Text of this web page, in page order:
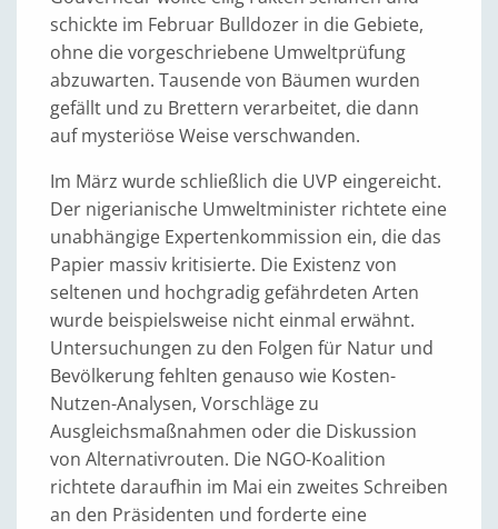
schickte im Februar Bulldozer in die Gebiete,
ohne die vorgeschriebene Umweltprüfung
abzuwarten. Tausende von Bäumen wurden
gefällt und zu Brettern verarbeitet, die dann
auf mysteriöse Weise verschwanden.
Im März wurde schließlich die UVP eingereicht.
Der nigerianische Umweltminister richtete eine
unabhängige Expertenkommission ein, die das
Papier massiv kritisierte. Die Existenz von
seltenen und hochgradig gefährdeten Arten
wurde beispielsweise nicht einmal erwähnt.
Untersuchungen zu den Folgen für Natur und
Bevölkerung fehlten genauso wie Kosten-
Nutzen-Analysen, Vorschläge zu
Ausgleichsmaßnahmen oder die Diskussion
von Alternativrouten. Die NGO-Koalition
richtete daraufhin im Mai ein zweites Schreiben
an den Präsidenten und forderte eine